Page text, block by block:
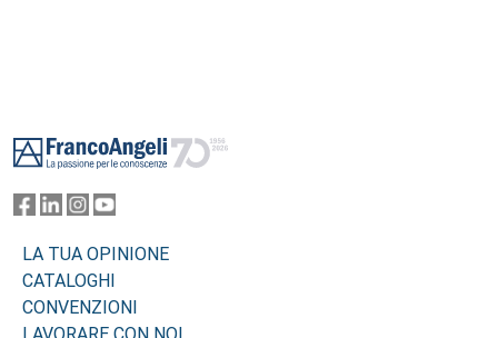
LA TUA OPINIONE
CATALOGHI
CONVENZIONI